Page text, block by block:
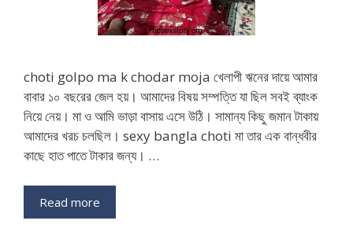
choti golpo ma k chodar moja খেলাপী ঋনের দায়ে আমার
বাবার ১০ বছরের জেল হয়। আমাদের বিষয় সম্পত্তি যা ছিল সবই ব্যাংক
নিয়ে নেয়। মা ও আমি ভাড়া বাসায় এসে উঠি। সামান্য কিছু জমান টাকায়
আমাদের খরচ চলছিল। sexy bangla choti মা তার এক বান্ধবীর
কাছে হাত পাতে টাকার জন্য। …
Read more